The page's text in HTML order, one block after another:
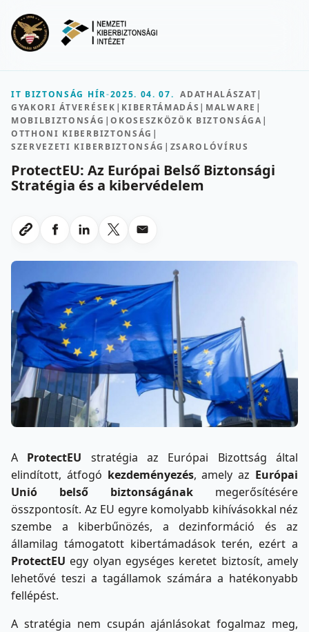
IT BIZTONSÁG HÍR-2025. 04. 07. ADATHALÁSZAT|
GYAKORI ÁTVERÉSEK | KIBERTÁMADÁS | MALWARE |
MOBILBIZTONSÁG |OKOSESZKÖZÖK BIZTONSÁGA |
OTTHONI KIBERBIZTONSÁG |
SZERVEZETI KIBERBIZTONSÁG | ZSAROLÓVÍRUS
ProtectEU: Az Európai Belső Biztonsági
Stratégia és a kibervédelem
Link masolasa
Megosztas Facebookon
Megosztas LinkedInen
Megosztas X-en
Megosztas emailben
A ProtectEU stratégia az Európai Bizottság által
elindított, átfogó kezdeményezés, amely az Európai
Unió belső biztonságának megerősítésére
összpontosít. Az EU egyre komolyabb kihívásokkal néz
szembe a kiberbűnözés, a dezinformáció és az
államilag támogatott kibertámadások terén, ezért a
ProtectEU egy olyan egységes keretet biztosít, amely
lehetővé teszi a tagállamok számára a hatékonyabb
fellépést.
A stratégia nem csupán ajánlásokat fogalmaz meg,